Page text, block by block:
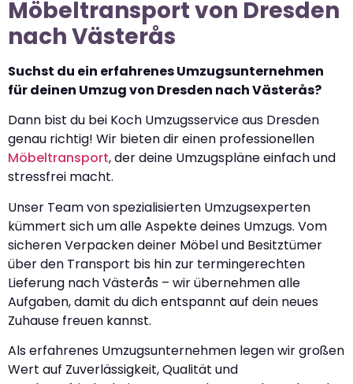
Möbeltransport von Dresden
nach Västerås
Suchst du ein erfahrenes Umzugsunternehmen
für deinen Umzug von Dresden nach Västerås?
Dann bist du bei Koch Umzugsservice aus Dresden
genau richtig! Wir bieten dir einen professionellen
Möbeltransport, der deine Umzugspläne einfach und
stressfrei macht.
Unser Team von spezialisierten Umzugsexperten
kümmert sich um alle Aspekte deines Umzugs. Vom
sicheren Verpacken deiner Möbel und Besitztümer
über den Transport bis hin zur termingerechten
Lieferung nach Västerås – wir übernehmen alle
Aufgaben, damit du dich entspannt auf dein neues
Zuhause freuen kannst.
Als erfahrenes Umzugsunternehmen legen wir großen
Wert auf Zuverlässigkeit, Qualität und